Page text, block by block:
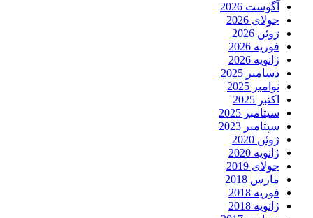
آگوست 2026
جولای 2026
ژوئن 2026
فوریه 2026
ژانویه 2026
دسامبر 2025
نوامبر 2025
اکتبر 2025
سپتامبر 2025
سپتامبر 2023
ژوئن 2020
ژانویه 2020
جولای 2019
مارس 2018
فوریه 2018
ژانویه 2018